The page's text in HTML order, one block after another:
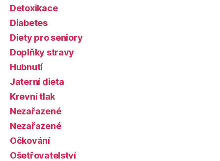
Detoxikace
Diabetes
Diety pro seniory
Doplňky stravy
Hubnutí
Jaterní dieta
Krevní tlak
Nezařazené
Nezařazené
Očkování
Ošetřovatelství